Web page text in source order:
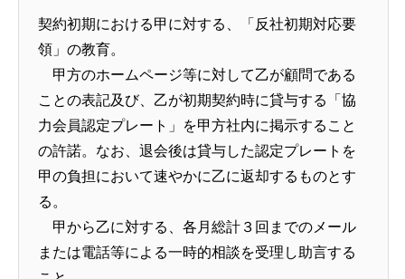
契約初期における甲に対する、「反社初期対応要
領」の教育。
甲方のホームページ等に対して乙が顧問である
ことの表記及び、乙が初期契約時に貸与する「協
力会員認定プレート」を甲方社内に掲示すること
の許諾。なお、退会後は貸与した認定プレートを
甲の負担において速やかに乙に返却するものとす
る。
甲から乙に対する、各月総計３回までのメール
または電話等による一時的相談を受理し助言する